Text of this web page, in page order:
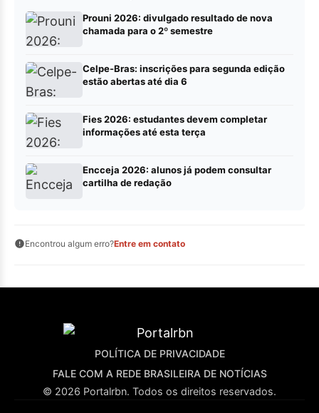
Prouni 2026: divulgado resultado de nova
chamada para o 2º semestre
Celpe-Bras: inscrições para segunda edição
estão abertas até dia 6
Fies 2026: estudantes devem completar
informações até esta terça
Encceja 2026: alunos já podem consultar
cartilha de redação
Encontrou algum erro?Entre em contato
POLÍTICA DE PRIVACIDADE
FALE COM A REDE BRASILEIRA DE NOTÍCIAS
© 2026 Portalrbn. Todos os direitos reservados.